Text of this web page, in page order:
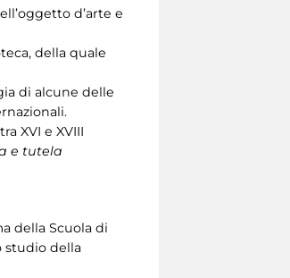
d’arte e
della quale
di alcune delle
XVI e XVIII
e tutela
della Scuola di
studio della